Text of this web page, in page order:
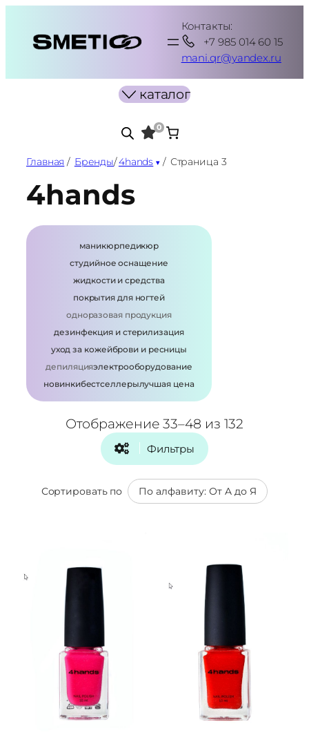
содержимому
Контакты:
+7 985 014 60 15
mani.qr@yandex.ru
каталог
0
Главная / Бренды/4hands / Страница 3
4hands
маникюрпедикюр
студийное оснащение
жидкости и средства
покрытия для ногтей
одноразовая продукция
дезинфекция и стерилизация
уход за кожейброви и ресницы
депиляцияэлектрооборудование
новинкибестселлерылучшая цена
Отображение 33–48 из 132
Фильтры
Сортировать по